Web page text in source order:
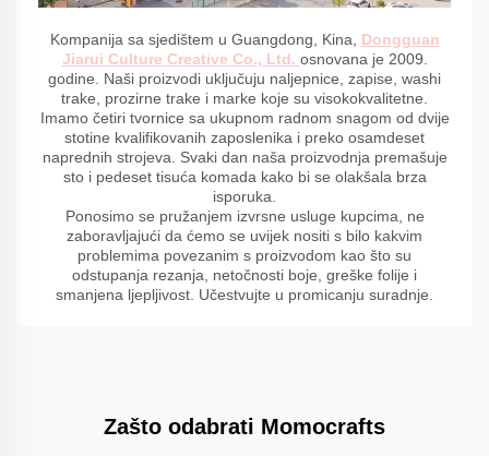
Kompanija sa sjedištem u Guangdong, Kina, Dongguan
Jiarui Culture Creative Co., Ltd. osnovana je 2009.
godine. Naši proizvodi uključuju naljepnice, zapise, washi
trake, prozirne trake i marke koje su visokokvalitetne.
Imamo četiri tvornice sa ukupnom radnom snagom od dvije
stotine kvalifikovanih zaposlenika i preko osamdeset
naprednih strojeva. Svaki dan naša proizvodnja premašuje
sto i pedeset tisuća komada kako bi se olakšala brza
isporuka.
Ponosimo se pružanjem izvrsne usluge kupcima, ne
zaboravljajući da ćemo se uvijek nositi s bilo kakvim
problemima povezanim s proizvodom kao što su
odstupanja rezanja, netočnosti boje, greške folije i
smanjena ljepljivost. Učestvujte u promicanju suradnje.
Zašto odabrati Momocrafts